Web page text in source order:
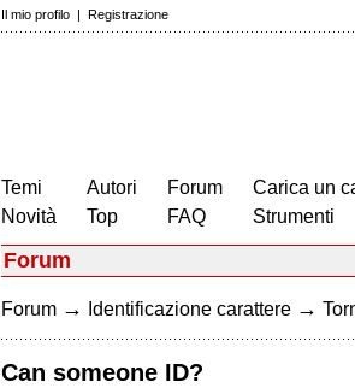
Il mio profilo | Registrazione
Temi
Novità
Autori
Top
Forum
FAQ
Carica un
Strumenti
Forum
Forum → Identificazione carattere →
Can someone ID?